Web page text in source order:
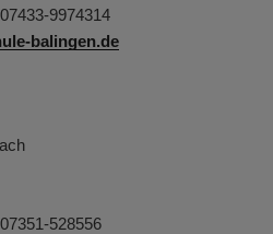
9974314
balingen.de
528556